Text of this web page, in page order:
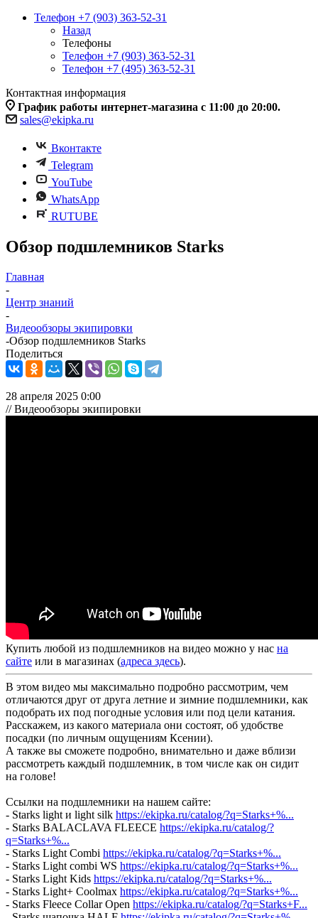
Телефон +7 (903) 363-52-31
Назад
Телефоны
Телефон +7 (903) 363-52-31
Телефон +7 (495) 363-52-31
Контактная информация
График работы интернет-магазина с 11:00 до 20:00.
sales@ekipka.ru
Вконтакте
Telegram
YouTube
WhatsApp
RUTUBE
Обзор подшлемников Starks
Главная
-
Центр знаний
-
Видеообзоры экипировки
-Обзор подшлемников Starks
Поделиться
28 апреля 2025 0:00
// Видеообзоры экипировки
Купить любой из подшлемников на видео можно у нас на
сайте или в магазинах (адреса здесь).
В этом видео мы максимально подробно рассмотрим, чем
отличаются друг от друга летние и зимние подшлемники, как
подобрать их под погодные условия или под цели катания.
Расскажем, из какого материала они состоят, об удобстве
посадки (по личным ощущениям Ксении).
А также вы сможете подробно, внимательно и даже вблизи
рассмотреть каждый подшлемник, в том числе как он сидит
на голове!
Ссылки на подшлемники на нашем сайте:
- Starks light и light silk https://ekipka.ru/catalog/?q=Starks+%...
- Starks BALACLAVA FLEECE https://ekipka.ru/catalog/?
q=Starks+%...
- Starks Light Combi https://ekipka.ru/catalog/?q=Starks+%...
- Starks Light combi WS https://ekipka.ru/catalog/?q=Starks+%...
- Starks Light Kids https://ekipka.ru/catalog/?q=Starks+%...
- Starks Light+ Coolmax https://ekipka.ru/catalog/?q=Starks+%...
- Starks Fleece Collar Open https://ekipka.ru/catalog/?q=Starks+F...